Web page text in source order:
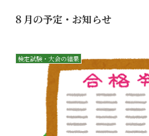
８月の予定・お知らせ
検定試験・大会の結果